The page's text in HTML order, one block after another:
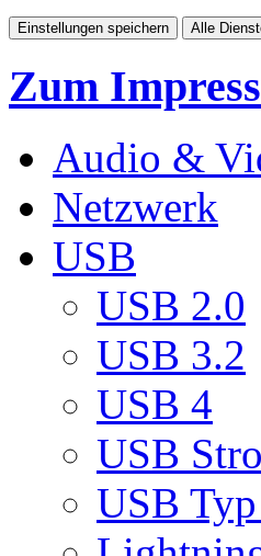
Einstellungen speichern Alle
Zum
Audio &
Netzwerk
USB
USB 2.0
USB 3.2
USB 4
USB
USB